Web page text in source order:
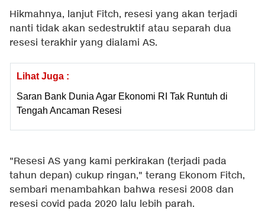
Hikmahnya, lanjut Fitch, resesi yang akan terjadi
nanti tidak akan sedestruktif atau separah dua
resesi terakhir yang dialami AS.
Lihat Juga :
Saran Bank Dunia Agar Ekonomi RI Tak Runtuh di
Tengah Ancaman Resesi
"Resesi AS yang kami perkirakan (terjadi pada
tahun depan) cukup ringan," terang Ekonom Fitch,
sembari menambahkan bahwa resesi 2008 dan
resesi covid pada 2020 lalu lebih parah.